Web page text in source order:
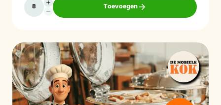
Toevoegen